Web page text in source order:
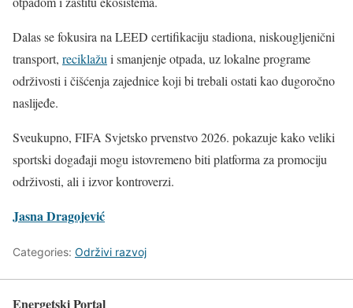
Dalas se fokusira na LEED certifikaciju stadiona, niskougljenični
transport, reciklažu i smanjenje otpada, uz lokalne programe
održivosti i čišćenja zajednice koji bi trebali ostati kao dugoročno
naslijeđe.
Sveukupno, FIFA Svjetsko prvenstvo 2026. pokazuje kako veliki
sportski događaji mogu istovremeno biti platforma za promociju
održivosti, ali i izvor kontroverzi.
Jasna Dragojević
Categories: Održivi razvoj
Energetski Portal